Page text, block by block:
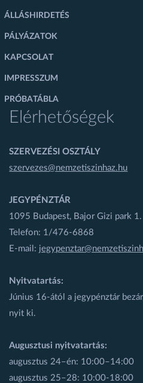
ÁLLÁSHIRDETÉS
PÁLYÁZATOK
KAPCSOLAT
IMPRESSZUM
PRÓBATÁBLA
Elérhetőségek
SZERVEZÉSI OSZTÁLY
szervezes@nemzetiszinhaz.hu
JEGYPÉNZTÁR
1095 Budapest, Bajor Gizi park 1.
Telefon: 1/476-6868
E-mail:
Nyitvatartás:
Június 16-ától a jegypénztár
nyit ki.
Augusztusi nyitvatartás:
augusztus 24–én: 10:00–14:00
augusztus 25–28: 10:00-18:00